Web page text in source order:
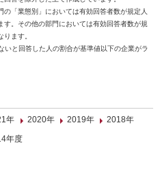
「業態別」においては有効回答者数が規定人
。その他の部門においては有効回答者数が規
ます。
と回答した人の割合が基準値以下の企業がラ
年 2020年 2019年
2018年
年度